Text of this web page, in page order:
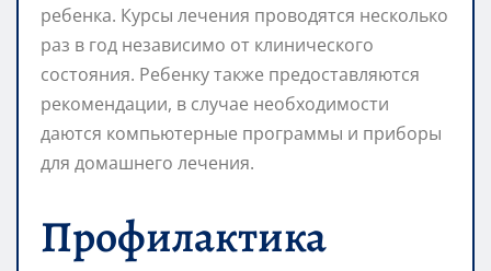
ребенка. Курсы лечения проводятся несколько
раз в год независимо от клинического
состояния. Ребенку также предоставляются
рекомендации, в случае необходимости
даются компьютерные программы и приборы
для домашнего лечения.
Профилактика